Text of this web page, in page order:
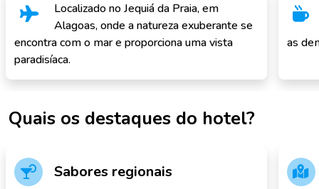
Localizado no Jequiá da Praia, em
Alagoas, onde a natureza exuberante se
encontra com o mar e proporciona uma vista
paradisíaca.
as
Quais os destaques do hotel?
Sabores regionais